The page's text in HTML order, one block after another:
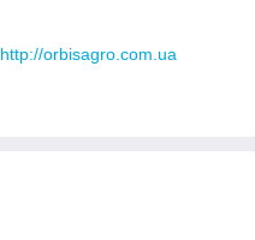
http://orbisagro.com.ua